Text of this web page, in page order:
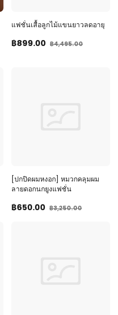
แฟชั่นเสื้อลูกไม้แขนยาวลดอายุ
฿899.00 ฿4,495.00
[ปกปิดผมหงอก] หมวกคลุมผม
ลายดอกนกยูงแฟชั่น
฿650.00 ฿3,250.00